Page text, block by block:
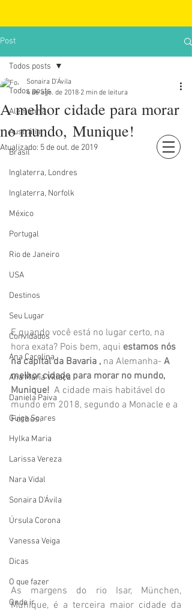
Post
Todos posts
Alemanha
Austrália
Brasil
Inglaterra, Londres
Inglaterra, Norfolk
México
Portugal
Rio de Janeiro
USA
Destinos
Seu Lugar
Convidados
Ana Carolina
Ana Maria Villaça
Daniela Paiva
Guiga Soares
Hylka Maria
Larissa Vereza
Nara Vidal
Sonaira D'Ávila
Úrsula Corona
Vanessa Veiga
Dicas
O que fazer
Onde ir
Todos posts
A melhor cidade para morar
no mundo, Munique!
Sonaira D'Ávila
4 de ago. de 2018 2 min de leitura
Atualizado: 5 de out. de 2019
E quando você está no lugar certo, na
hora exata? Pois bem, aqui estamos nós
na capital da Bavaria , na Alemanha- A
melhor cidade para morar no mundo,
Munique!
  A cidade mais habitável do
mundo em 2018, segundo a Monacle e a
Forbes.
As margens do rio Isar, München,
Munique, é a terceira maior cidade da